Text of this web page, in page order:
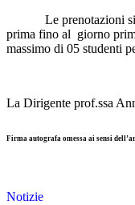
Le prenotazioni si
prima fino al giorno
massimo di 05 studenti
La Dirigente prof.ssa
Firma autografa omessa ai sensi
Notizie